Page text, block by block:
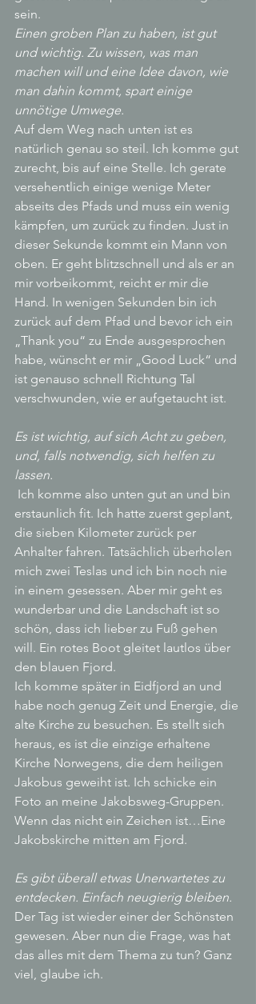
sein.
Einen groben Plan zu haben, ist gut
und wichtig. Zu wissen, was man
machen will und eine Idee davon, wie
man dahin kommt, spart einige
unnötige Umwege.
Auf dem Weg nach unten ist es
natürlich genau so steil. Ich komme gut
zurecht, bis auf eine Stelle. Ich gerate
versehentlich einige wenige Meter
abseits des Pfads und muss ein wenig
kämpfen, um zurück zu finden. Just in
dieser Sekunde kommt ein Mann von
oben. Er geht blitzschnell und als er an
mir vorbeikommt, reicht er mir die
Hand. In wenigen Sekunden bin ich
zurück auf dem Pfad und bevor ich ein
„Thank you“ zu Ende ausgesprochen
habe, wünscht er mir „Good Luck“ und
ist genauso schnell Richtung Tal
verschwunden, wie er aufgetaucht ist.
Es ist wichtig, auf sich Acht zu geben,
und, falls notwendig, sich helfen zu
lassen.
Ich komme also unten gut an und bin
erstaunlich fit. Ich hatte zuerst geplant,
die sieben Kilometer zurück per
Anhalter fahren. Tatsächlich überholen
mich zwei Teslas und ich bin noch nie
in einem gesessen. Aber mir geht es
wunderbar und die Landschaft ist so
schön, dass ich lieber zu Fuß gehen
will. Ein rotes Boot gleitet lautlos über
den blauen Fjord.
Ich komme später in Eidfjord an und
habe noch genug Zeit und Energie, die
alte Kirche zu besuchen. Es stellt sich
heraus, es ist die einzige erhaltene
Kirche Norwegens, die dem heiligen
Jakobus geweiht ist. Ich schicke ein
Foto an meine Jakobsweg-Gruppen.
Wenn das nicht ein Zeichen ist…Eine
Jakobskirche mitten am Fjord.
Es gibt überall etwas Unerwartetes zu
entdecken. Einfach neugierig bleiben.
Der Tag ist wieder einer der Schönsten
gewesen. Aber nun die Frage, was hat
das alles mit dem Thema zu tun? Ganz
viel, glaube ich.